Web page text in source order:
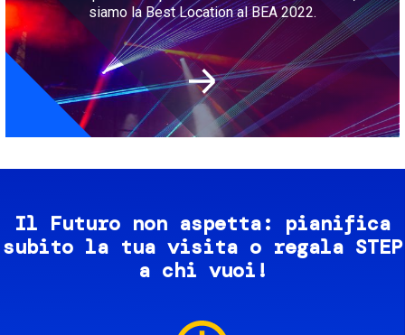
siamo la Best Location al BEA 2022.
Il Futuro non aspetta: pianifica
subito la tua visita o regala STEP
a chi vuoi!